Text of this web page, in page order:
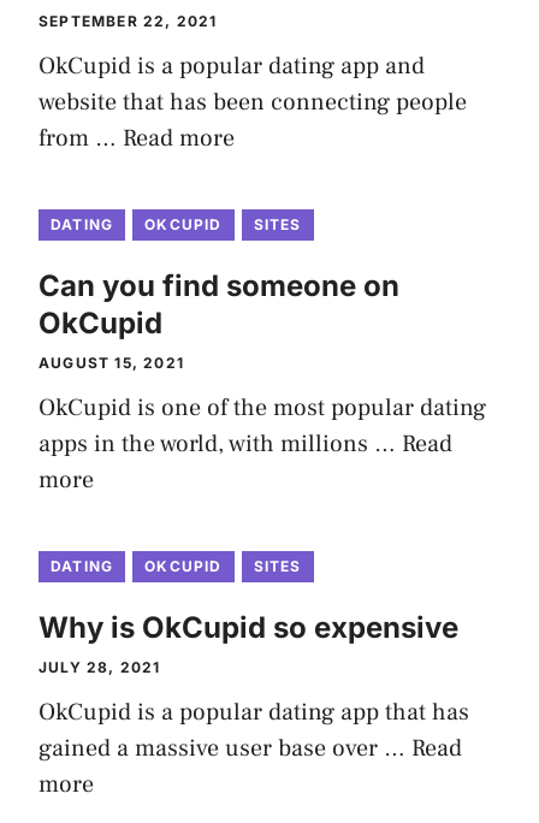
SEPTEMBER 22, 2021
OkCupid is a popular dating app and
website that has been connecting people
from … Read more
DATING OKCUPID SITES
Can you find someone on
OkCupid
AUGUST 15, 2021
OkCupid is one of the most popular dating
apps in the world, with millions … Read
more
DATING OKCUPID SITES
Why is OkCupid so expensive
JULY 28, 2021
OkCupid is a popular dating app that has
gained a massive user base over … Read
more